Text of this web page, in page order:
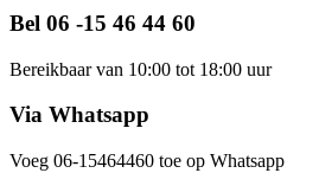
Bel 06 -15 46 44 60
Bereikbaar van 10:00 tot 18:00 uur
Via Whatsapp
Voeg 06-15464460 toe op Whatsapp